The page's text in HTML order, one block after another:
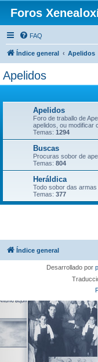
Foros
FAQ
Índice general Apelidos
Apelidos
Apelidos
Foro de traballo de
apelidos, ou modificar
Temas: 1294
Buscas
Procuras sobor de
Temas: 804
Heráldica
Todo sobor das
Temas: 377
Índice general
Desarrollado por